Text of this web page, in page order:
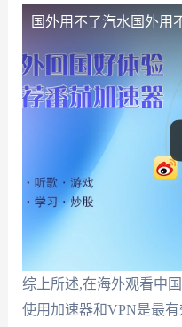
国外用不了汽水国外用
综上所述,在海外观看中
使用加速器和VPN是最